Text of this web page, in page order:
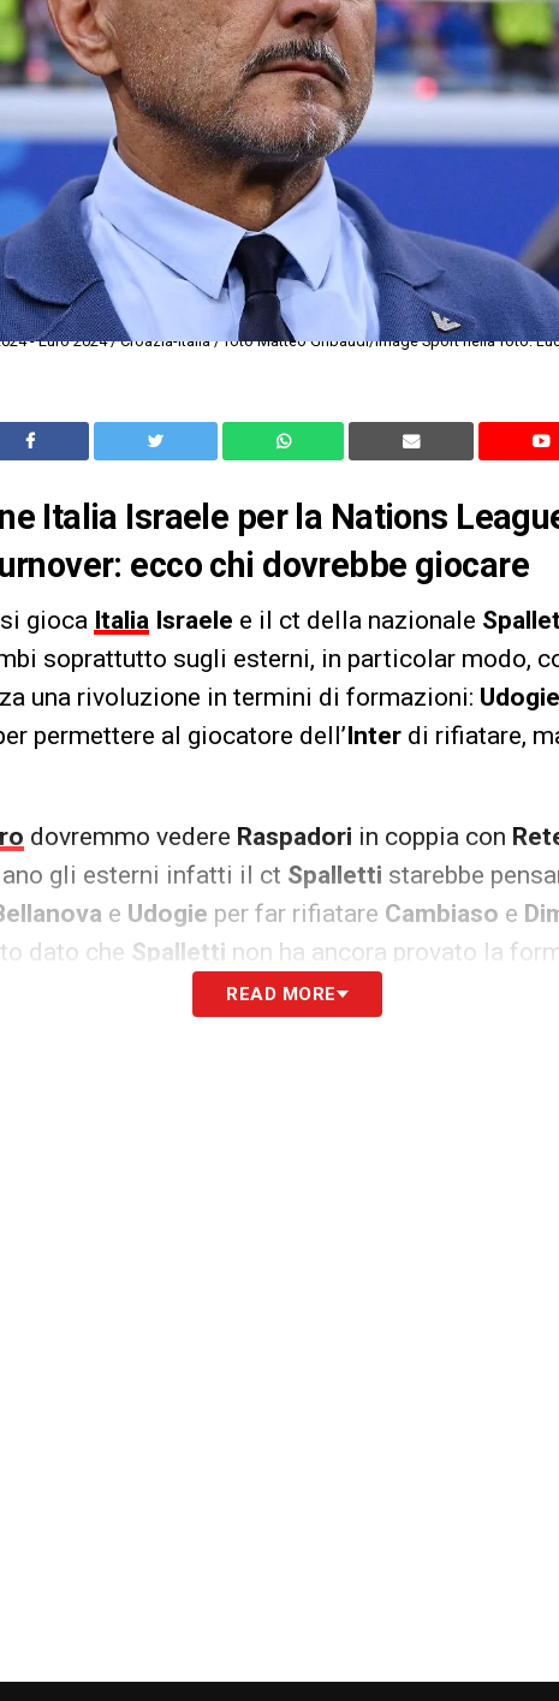
- Euro 2024 / Croazia-Italia / foto Matteo Gribaudi/Image Sport nella foto:
Italia Israele per la Nations
ecco chi dovrebbe giocare
gioca Italia Israele e il ct della nazionale
soprattutto sugli esterni, in particolar modo,
una rivoluzione in termini di formazioni: Udogie
permettere al giocatore dell’Inter di rifiatare,
dovremmo vedere Raspadori in coppia con
gli esterni infatti il ct Spalletti starebbe
e Udogie per far rifiatare Cambiaso e
dato che Spalletti non ha ancora provato la
nell’ultimo allenamento prima
READ MORE